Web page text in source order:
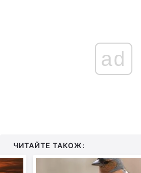
ad
ЧИТАЙТЕ ТАКОЖ: